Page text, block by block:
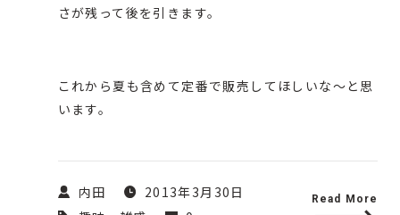
さが残って後を引きます。
これから夏も含めて定番で販売してほしいな～と思
います。
内田
2013年3月30日
Read More